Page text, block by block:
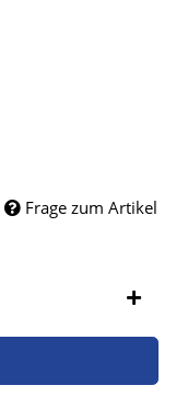
Frage zum Artikel